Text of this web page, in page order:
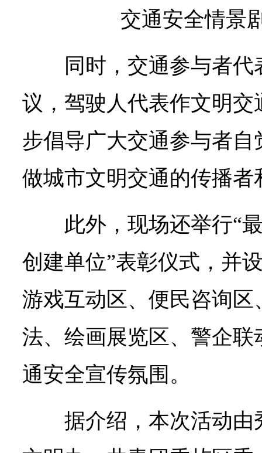
交通安全情景
同时，交通参与者
议，驾驶人代表作文明
步倡导广大交通参与者
做城市文明交通的传播者
此外，现场还举行“
创建单位”表彰仪式，并
游戏互动区、便民咨询
法、绘画展览区、警企
通安全宣传氛围。
据介绍，本次活动